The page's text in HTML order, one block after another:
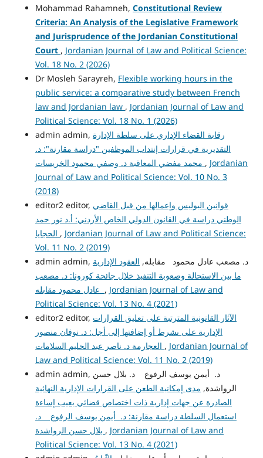
Mohammad Rahamneh, Constitutional Review
Criteria: An Analysis of the Legislative Framework
and Jurisprudence of the Jordanian Constitutional
Court , Jordanian Journal of Law and Political Science:
Vol. 18 No. 2 (2026)
Dr Mosleh Sarayreh, Flexible working hours in the
public service: a comparative study between French
law and Jordanian law , Jordanian Journal of Law and
Political Science: Vol. 18 No. 1 (2026)
admin admin, رقابة القضاء الإداري على سلطة الإدارة
التقديرية في قرارات إنتداب الموظفين "دراسة مقارنة": د.
, Jordanian
Journal of Law and Political Science: Vol. 10 No. 3
(2018)
editor2 editor, قوانين البوليس وإعمالها من قبل القاضي
الوطني دراسة في القانون الدولي الخاص الأردني: أ.د نور حمد
, Jordanian Journal of Law and Political Science:
Vol. 11 No. 2 (2019)
admin admin, د. مصعب عادل محمود مقابله, العقود الإدارية
ما بين الاستحالة وصعوبة التنفيذ خلال جائحة كورونا: د. مصعب
, Jordanian Journal of Law and
Political Science: Vol. 13 No. 4 (2021)
editor2 editor, الآثار القانونية المترتبة على تعليق القرارات
الإدارية على ىشرط أو إضافتها إلى أجل: د. نوفان منصور
, Jordanian Journal of
Law and Political Science: Vol. 11 No. 2 (2019)
admin admin, د. أيمن يوسف الرفوع د. بلال حسن
الرواشدة, مدى إمكانية الطعن على القرارات الإدارية النهائية
الصادرة عن جهات إدارية ذات اختصاص قضائي بعيب إساءة
استعمال السلطة دراسة مقارنة: د. أيمن يوسف الرفوع د.
, Jordanian Journal of Law and
Political Science: Vol. 13 No. 4 (2021)